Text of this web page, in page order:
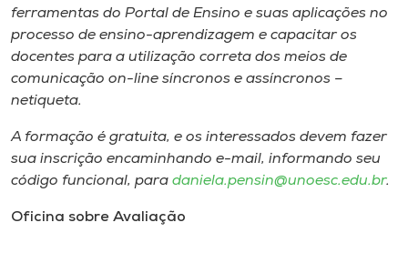
Unoesc
Store
Selecione
o idioma
A+
ferramentas do Portal de Ensino e suas aplicações no
processo de ensino-aprendizagem e capacitar os
docentes para a utilização correta dos meios de
comunicação on-line síncronos e assíncronos –
netiqueta.
A formação é gratuita, e os interessados devem fazer
sua inscrição encaminhando e-mail, informando seu
código funcional, para daniela.pensin@unoesc.edu.br.
Oficina sobre Avaliação